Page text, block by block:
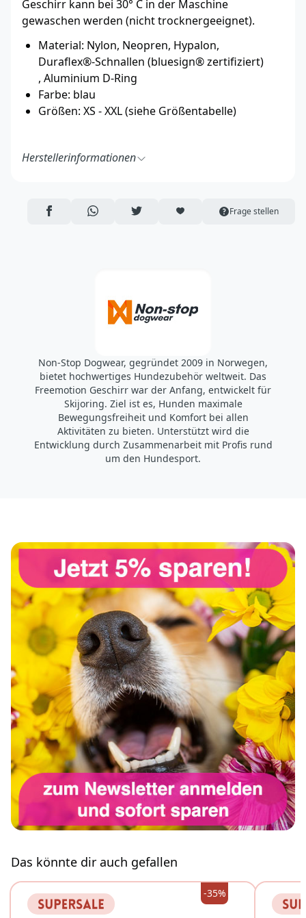
Geschirr kann bei 30° C in der Maschine
gewaschen werden (nicht trocknergeeignet).
Material: Nylon, Neopren, Hypalon,
Duraflex®-Schnallen (bluesign® zertifiziert)
, Aluminium D-Ring
Farbe: blau
Größen: XS - XXL (siehe Größentabelle)
Herstellerinformationen
2372 Brøttum
Norway
AUF FACEBOOK TEILEN
ÜBER WHATSAPP TEILEN
AUF TWITTER TEILENARTIKEL AUF DIE MERKLISTE
Frage stellen
Non-Stop Dogwear, gegründet 2009 in Norwegen,
bietet hochwertiges Hundezubehör weltweit. Das
Freemotion Geschirr war der Anfang, entwickelt für
Skijoring. Ziel ist es, Hunden maximale
Bewegungsfreiheit und Komfort bei allen
Aktivitäten zu bieten. Unterstützt wird die
Entwicklung durch Zusammenarbeit mit Profis rund
um den Hundesport.
Das könnte dir auch gefallen
-35%